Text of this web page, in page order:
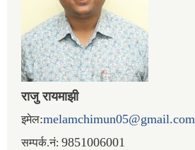
राजु रायमाझी
इमेल:melamchimun05@gmail.com
सम्पर्क.नं: 9851006001